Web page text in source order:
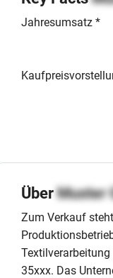
Jahresumsatz *
ÜberMuster
Zum Verkauf
35xxx. Das